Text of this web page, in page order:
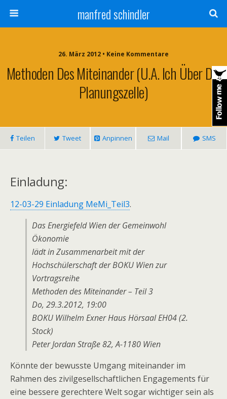
manfred schindler
26. März 2012 • Keine Kommentare
Methoden Des Miteinander (u.a. Ich Über Die
Planungszelle)
Teilen Tweet Anpinnen Mail SMS
Einladung:
12-03-29 Einladung MeMi_Teil3.
Das Energiefeld Wien der Gemeinwohl
Ökonomie
lädt in Zusammenarbeit mit der
Hochschülerschaft der BOKU Wien zur
Vortragsreihe
Methoden des Miteinander – Teil 3
Do, 29.3.2012, 19:00
BOKU Wilhelm Exner Haus Hörsaal EH04 (2.
Stock)
Peter Jordan Straße 82, A-1180 Wien
Könnte der bewusste Umgang miteinander im
Rahmen des zivilgesellschaftlichen Engagements für
eine bessere gerechtere Welt sogar wichtiger sein als